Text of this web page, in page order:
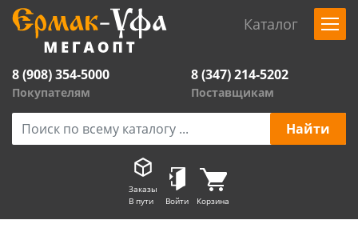
Каталог
8 (908) 354-5000
Покупателям
8 (347) 214-5202
Поставщикам
Заказы
В пути
Войти Корзина